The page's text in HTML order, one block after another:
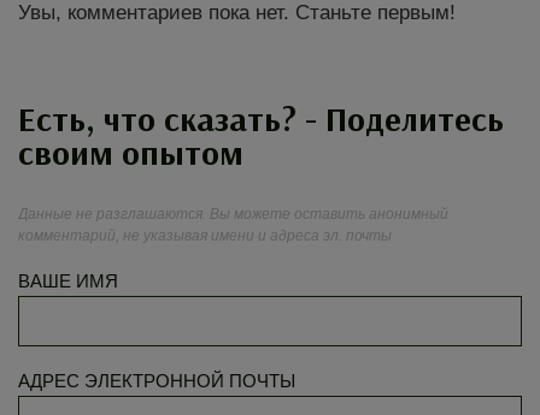
Увы, комментариев пока нет. Станьте первым!
Есть, что сказать? - Поделитесь
своим опытом
Данные не разглашаются. Вы можете оставить анонимный
комментарий, не указывая имени и адреса эл. почты
ВАШЕ ИМЯ
АДРЕС ЭЛЕКТРОННОЙ ПОЧТЫ